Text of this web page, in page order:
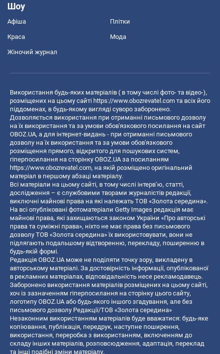
Шоу
Афіша Плітки
Краса Мода
Жіночий журнал
Використання будь-яких матеріалів ( в тому числі фото- та відео-),
розміщених на цьому сайті https://www.obozrevatel.com та всіх його
піддоменах, в будь-якому вигляді суворо заборонено.
Дозволяється використання при отриманні письмового дозволу
на їх використання та за умови обов'язкового посилання на сайт
OBOZ.UA, а для інтернет-видань - при отриманні письмового
дозволу на їх використання та за умови обов'язкового
розміщення прямого, відкритого для пошукових систем,
гіперпосилання на сторінку OBOZ.UA за посиланням
https://www.obozrevatel.com, на якій розміщено оригінальний
матеріал в першому абзаці матеріалу.
Всі матеріали на цьому сайті, в тому числі інтерв’ю, статті,
дослідження – є службовими творами журналістів редакції,
виключні майнові права на які належать ТОВ «Золота середина».
На всі опубліковані фотоматеріали Getty Images редакція має
майнові права, які захищаються законом України «Про авторські
права та суміжні права», ніхто не має права без письмового
дозволу ТОВ «Золота середина» їх використовувати, вони не
підлягають подальшому відтворенню, перекладу, поширенню в
будь-якій формі.
Редакція OBOZ.UA може не поділяти точку зору, викладену в
авторському матеріалі. За достовірність інформації, опублікованої
в рекламних матеріалах, відповідальність несе рекламодавець.
Заборонено використання матеріалів розміщених на цьому сайті,
хоч із зазначенням гіперпосилання на сторінку цього сайту,
логотипу OBOZ.UA або будь-якого іншого згадування, але без
письмового дозволу Редакції/ТОВ «Золота середина»
Незаконним використанням матеріалів буде вважатися: будь-яке
копiювання, публiкацiя, передрук, наступне поширення,
використання, переробка з використанням, включенням до
складу інших матеріалів, розповсюдження, адаптація, переклад
та інші подібні зміни матеріалу.